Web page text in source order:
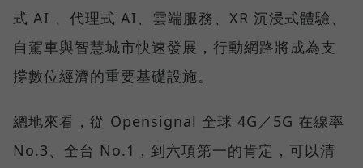
式 AI 、代理式 AI、雲端服務、XR 沉浸式體驗、
自駕車與智慧城市快速發展，行動網路將成為支
撐數位經濟的重要基礎設施。
總地來看，從 Opensignal 全球 4G／5G 在線率
No.3、全台 No.1，到六項第一的肯定，可以清